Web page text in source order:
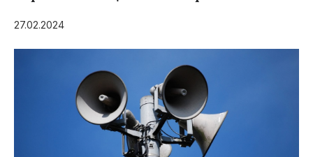
Социальная поддержка
Инфраструктура
Благоустройство
27.02.2024